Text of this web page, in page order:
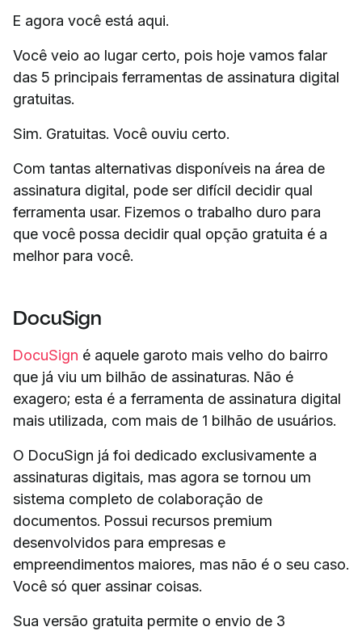
E agora você está aqui.
Você veio ao lugar certo, pois hoje vamos falar
das 5 principais ferramentas de assinatura digital
gratuitas.
Sim. Gratuitas. Você ouviu certo.
Com tantas alternativas disponíveis na área de
assinatura digital, pode ser difícil decidir qual
ferramenta usar. Fizemos o trabalho duro para
que você possa decidir qual opção gratuita é a
melhor para você.
DocuSign
DocuSign é aquele garoto mais velho do bairro
que já viu um bilhão de assinaturas. Não é
exagero; esta é a ferramenta de assinatura digital
mais utilizada, com mais de 1 bilhão de usuários.
O DocuSign já foi dedicado exclusivamente a
assinaturas digitais, mas agora se tornou um
sistema completo de colaboração de
documentos. Possui recursos premium
desenvolvidos para empresas e
empreendimentos maiores, mas não é o seu caso.
Você só quer assinar coisas.
Sua versão gratuita permite o envio de 3